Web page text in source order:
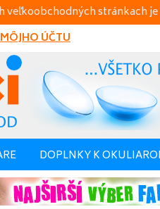
veľkoobchodných stránkach
ÚČTU
DOPLNKY K